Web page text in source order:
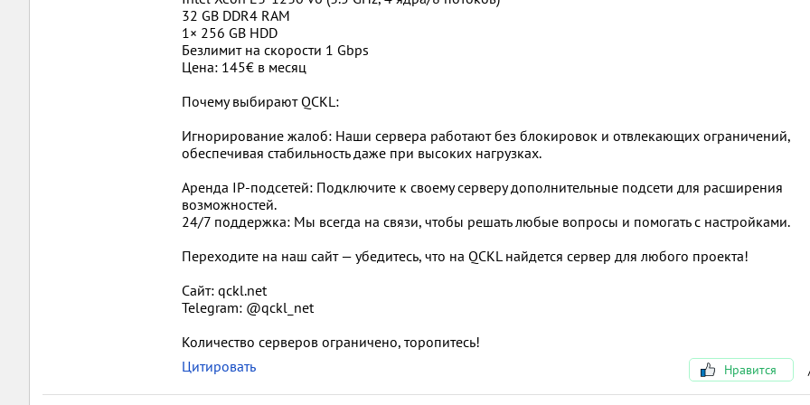
32 GB DDR4 RAM
1× 256 GB HDD
Безлимит на скорости 1 Gbps
Цена: 145€ в месяц
Почему выбирают QCKL:
Игнорирование жалоб: Наши сервера работают без блокировок и отвлекающих ограничений,
обеспечивая стабильность даже при высоких нагрузках.
Аренда IP-подсетей: Подключите к своему серверу дополнительные подсети для расширения
возможностей.
24/7 поддержка: Мы всегда на связи, чтобы решать любые вопросы и помогать с настройками.
Переходите на наш сайт — убедитесь, что на QCKL найдется сервер для любого проекта!
Сайт: qckl.net
Telegram: @qckl_net
Количество серверов ограничено, торопитесь!
Цитировать
Нравится